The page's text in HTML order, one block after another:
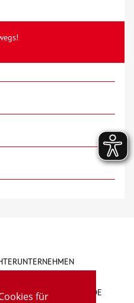
für
VORSCHLAG/BESCHWERDE